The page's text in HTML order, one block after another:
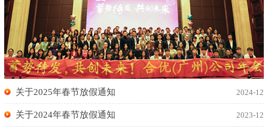
关于2025年春节放假通知 2024-12
关于2024年春节放假通知 2023-12